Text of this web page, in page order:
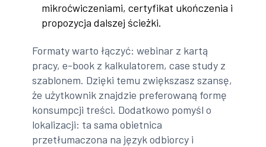
mikroćwiczeniami, certyfikat ukończenia i
propozycja dalszej ścieżki.
Formaty warto łączyć: webinar z kartą
pracy, e-book z kalkulatorem, case study z
szablonem. Dzięki temu zwiększasz szansę,
że użytkownik znajdzie preferowaną formę
konsumpcji treści. Dodatkowo pomyśl o
lokalizacji: ta sama obietnica
przetłumaczona na język odbiorcy i